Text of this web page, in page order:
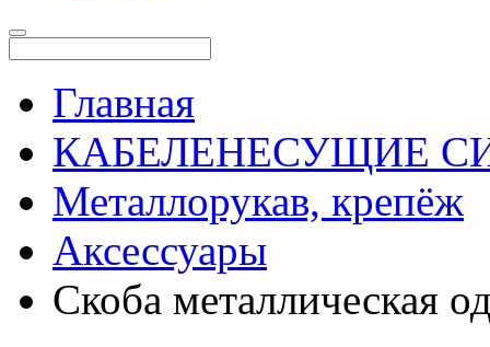
Главная
КАБЕЛЕНЕСУЩИЕ
Металлорукав, крепёж
Аксессуары
Скоба металлическая